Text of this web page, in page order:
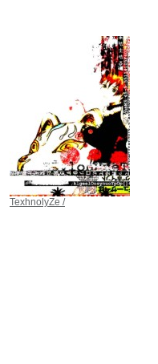
TexhnolyZe /